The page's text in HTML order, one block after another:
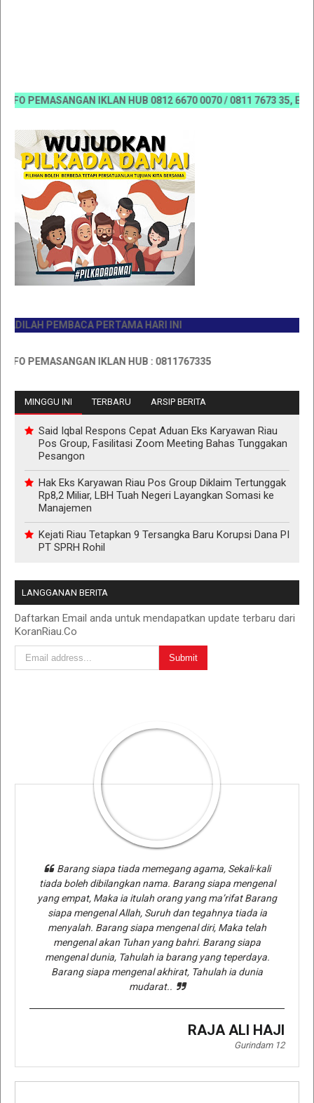
PEMASANGAN IKLAN HUB 0812 6670 0070 / 0811 7673 35,
PEMBACA PERTAMA HARI INI
PEMASANGAN IKLAN HUB : 0811767335
MINGGU INI TERBARU ARSIP BERITA
Said Iqbal Respons Cepat Aduan Eks Karyawan Riau
Pos Group, Fasilitasi Zoom Meeting Bahas Tunggakan
Pesangon
Hak Eks Karyawan Riau Pos Group Diklaim Tertunggak
Rp8,2 Miliar, LBH Tuah Negeri Layangkan Somasi ke
Manajemen
Kejati Riau Tetapkan 9 Tersangka Baru Korupsi Dana PI
PT SPRH Rohil
LANGGANAN BERITA
Daftarkan Email anda untuk mendapatkan update terbaru dari
KoranRiau.Co
Barang siapa tiada memegang agama, Sekali-kali
tiada boleh dibilangkan nama. Barang siapa mengenal
yang empat, Maka ia itulah orang yang ma’rifat Barang
siapa mengenal Allah, Suruh dan tegahnya tiada ia
menyalah. Barang siapa mengenal diri, Maka telah
mengenal akan Tuhan yang bahri. Barang siapa
mengenal dunia, Tahulah ia barang yang teperdaya.
Barang siapa mengenal akhirat, Tahulah ia dunia
mudarat..
RAJA ALI HAJI
Gurindam 12